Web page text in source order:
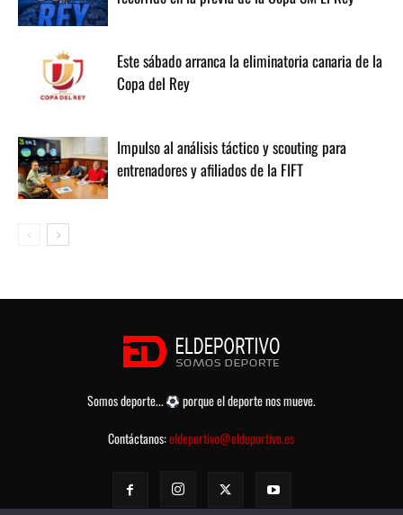
Este sábado arranca la eliminatoria canaria de la
Copa del Rey
Impulso al análisis táctico y scouting para
entrenadores y afiliados de la FIFT
Somos deporte...
porque el deporte nos mueve.
Contáctanos:eldeportivo@eldeportivo.es